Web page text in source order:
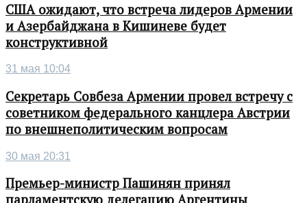
США ожидают, что встреча лидеров Армении
и Азербайджана в Кишиневе будет
конструктивной
31 мая 10:04
Секретарь Совбеза Армении провел встречу с
советником федерального канцлера Австрии
по внешнеполитическим вопросам
30 мая 20:31
Премьер-министр Пашинян принял